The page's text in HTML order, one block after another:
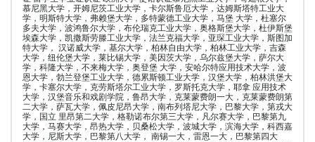
慕尼黑大学，开姆尼茨工业大学，卡尔斯鲁厄大学，达姆斯塔特工业大
学，明斯特大学，弗赖堡大学，多特蒙德工业大学，马堡 大学，杜塞尔
多夫大学，波鸿鲁尔大学，布伦瑞克工业大学，奥格斯堡大学，杜伊斯堡
埃森大学，凯撒斯劳滕工业大学，法兰克福大学，亚琛工业大学，斯图加
特大学， 汉诺威大学，基尔大学，柏林自由大学，柏林工业大学，吉森
大学，纽伦堡大学，莱比锡大学，美因茨大学，乌尔兹堡大学，萨尔大
学，科隆大学，不来梅大学，奥登堡 大学，安哈尔特应用技术大学，波
恩大学，勃兰登堡工业大学，德累斯顿工业大学，汉堡大学，柏林洪堡大
学，卡塞尔大学，克劳斯塔尔工业大学，罗斯托克大学，耶拿 应用技术
大学，汉堡音乐和戏剧学院，鲁昂大学，克莱蒙费朗一大，克莱蒙费朗第
二大学，萨瓦大学，佩皮尼昂大学，南布列塔尼大学，巴黎大学，第戎大
学，国立 里昂第二大学，格勒诺布尔第三大学，凡尔赛大学，巴黎第九
大学，马赛大学，昂热大学，贝桑松大学，波城大学，滨海大学，科西嘉
大学，尼斯大学，巴黎第八大学， 南锡一大，雷恩一大，巴黎第四大